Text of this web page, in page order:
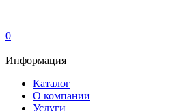
0
Информация
Каталог
О компании
Услуги